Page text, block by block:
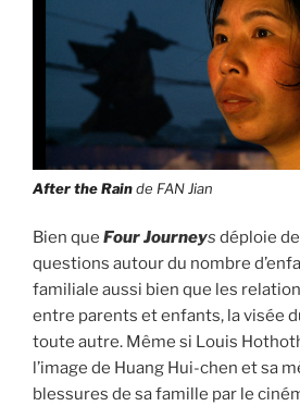
After the Rainde FAN Jian
Bien que Four Journeys déploie
questions autour du nombre
familiale aussi bien que les
entre parents et enfants, la visée
toute autre. Même si Louis
l’image de Huang Hui-chen et sa
blessures de sa famille par le